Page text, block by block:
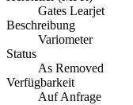
Gates Learjet
Beschreibung
Variometer
Status
As Removed
Verfügbarkeit
Auf Anfrage